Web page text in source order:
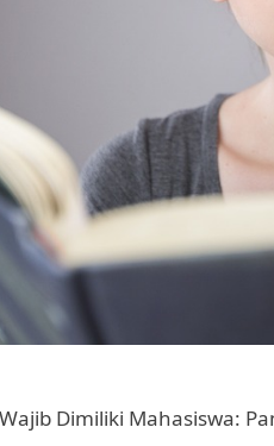
Dimiliki Mahasiswa: